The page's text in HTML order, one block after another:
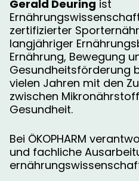
Gerald Deuring ist
zertifizierter
langjähriger
Ernährung, Bewegung
Gesundheitsförderung
vielen Jahren mit den
zwischen
Gesundheit.
Bei ÖKOPHARM
und fachliche